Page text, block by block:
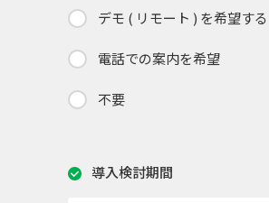
デモ ( リモート ) を希望する
電話での案内を希望
不要
導入検討期間